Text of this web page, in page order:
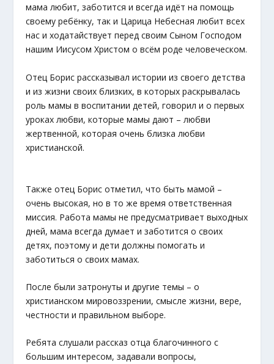
мама любит, заботится и всегда идёт на помощь
своему ребёнку, так и Царица Небесная любит всех
нас и ходатайствует перед своим Сыном Господом
нашим Иисусом Христом о всём роде человеческом.
Отец Борис рассказывал истории из своего детства
и из жизни своих близких, в которых раскрывалась
роль мамы в воспитании детей, говорил и о первых
уроках любви, которые мамы дают – любви
жертвенной, которая очень близка любви
христианской.
Также отец Борис отметил, что быть мамой –
очень высокая, но в то же время ответственная
миссия. Работа мамы не предусматривает выходных
дней, мама всегда думает и заботится о своих
детях, поэтому и дети должны помогать и
заботиться о своих мамах.
После были затронуты и другие темы – о
христианском мировоззрении, смысле жизни, вере,
честности и правильном выборе.
Ребята слушали рассказ отца благочинного с
большим интересом, задавали вопросы,